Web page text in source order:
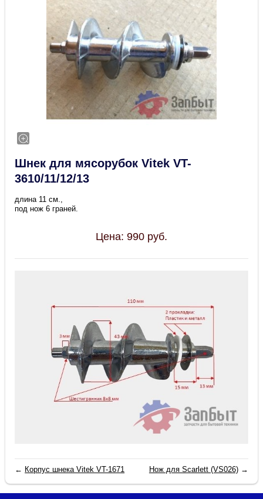
Шнек для мясорубок Vitek VT-
3610/11/12/13
длина 11 см.,
под нож 6 граней.
Цена: 990 руб.
← Корпус шнека Vitek VT-1671 Нож для Scarlett (VS026)→